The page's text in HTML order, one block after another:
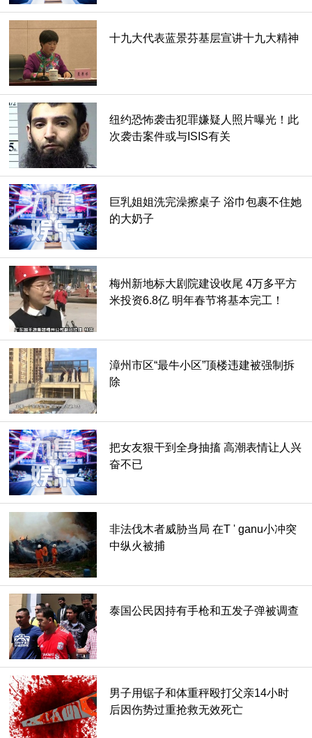
十九大代表蓝景芬基层宣讲十九大精神
纽约恐怖袭击犯罪嫌疑人照片曝光！此
次袭击案件或与ISIS有关
巨乳姐姐洗完澡擦桌子 浴巾包裹不住她
的大奶子
梅州新地标大剧院建设收尾 4万多平方
米投资6.8亿 明年春节将基本完工！
漳州市区“最牛小区”顶楼违建被强制拆
除
把女友狠干到全身抽搐 高潮表情让人兴
奋不已
非法伐木者威胁当局 在T ' ganu小冲突
中纵火被捕
泰国公民因持有手枪和五发子弹被调查
男子用锯子和体重秤殴打父亲14小时
后因伤势过重抢救无效死亡